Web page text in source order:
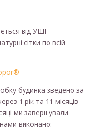
від УШП
сітки по всій
будинка зведено за
1 рік та 11 місяців
ми завершували
нами виконано: